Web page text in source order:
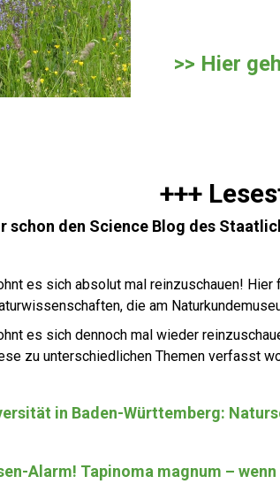
>> Hier
+++
schon den Science Blog des
es sich absolut mal reinzuschauen!
die am
es sich dennoch mal wieder
zu unterschiedlichen Themen verfasst
in Baden-Württemberg:
Alarm! Tapinoma magnum –